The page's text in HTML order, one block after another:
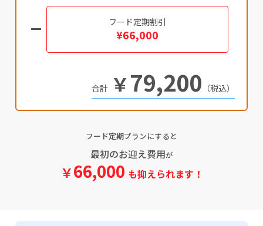
フード定期割引
¥66,000
￥79,200 （税込）
フード定期プランにすると
最初のお迎え費用が
￥66,000 も抑えられます！